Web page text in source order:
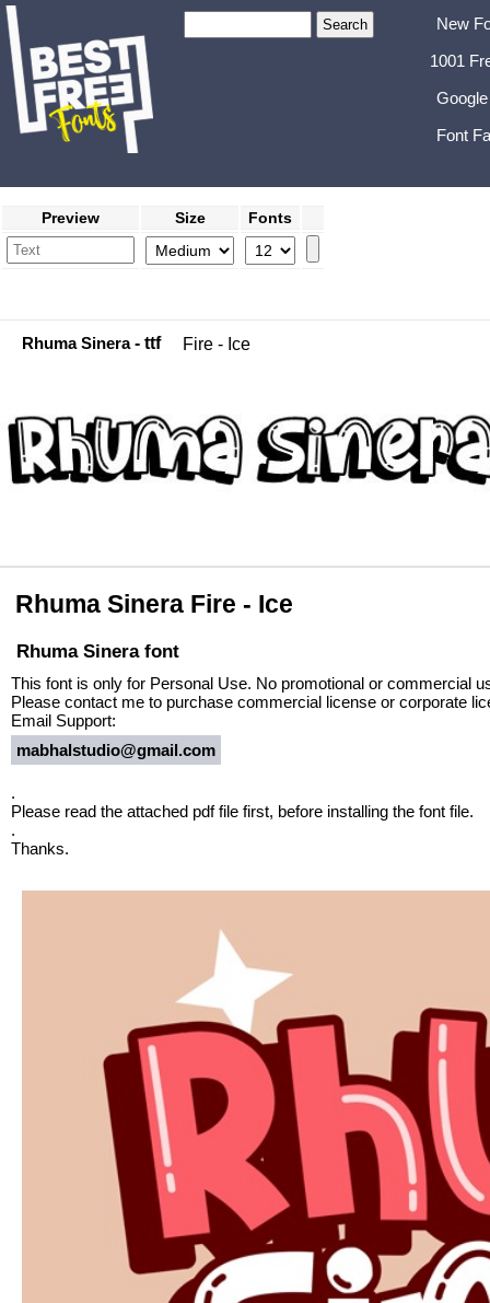
New
1001
Font
Preview Size Fonts
Rhuma Sinera- ttf Fire - Ice
Rhuma Sinera Fire - Ice
Rhuma Sinera font
This font is only for Personal Use. No promotional or commercial
Please contact me to purchase commercial license or corporate
Email Support:
mabhalstudio@gmail.com
.
Please read the attached pdf file first, before installing the font file.
.
Thanks.